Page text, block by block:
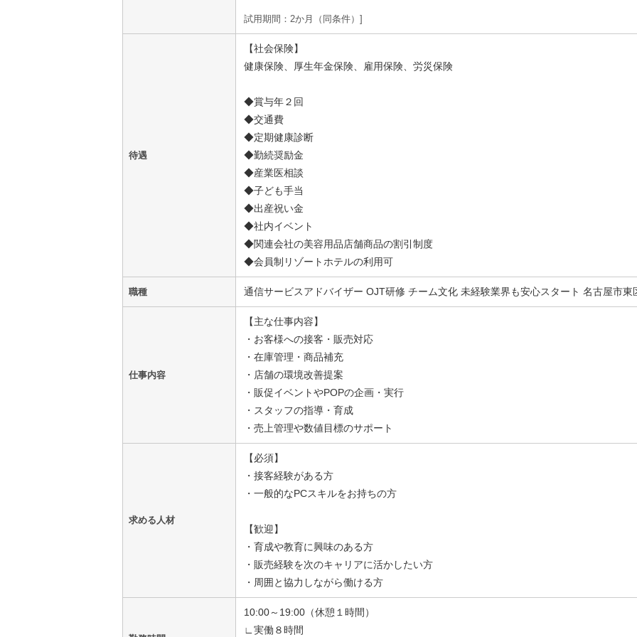
試用期間：2か月（同条件）
待遇
【社会保険】
健康保険、厚生年金保険、雇用保険、労災保険
◆賞与年２回
◆交通費
◆定期健康診断
◆勤続奨励金
◆産業医相談
◆子ども手当
◆出産祝い金
◆社内イベント
◆関連会社の美容用品店舗商品の割引制度
◆会員制リゾートホテルの利用可
職種 通信サービスアドバイザー OJT研修 チーム文化 未経験業界も安心スタート 名古屋市東
仕事内容
【主な仕事内容】
・お客様への接客・販売対応
・在庫管理・商品補充
・店舗の環境改善提案
・販促イベントやPOPの企画・実行
・スタッフの指導・育成
・売上管理や数値目標のサポート
求める人材
【必須】
・接客経験がある方
・一般的なPCスキルをお持ちの方
【歓迎】
・育成や教育に興味のある方
・販売経験を次のキャリアに活かしたい方
・周囲と協力しながら働ける方
10:00～19:00（休憩１時間）
∟実働８時間